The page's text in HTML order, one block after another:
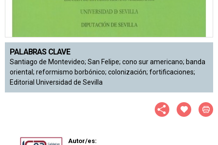
PALABRAS CLAVE
Santiago de Montevideo; San Felipe; cono sur americano; banda
oriental; reformismo borbónico; colonización; fortificaciones;
Editorial Universidad de Sevilla
Autor/es: